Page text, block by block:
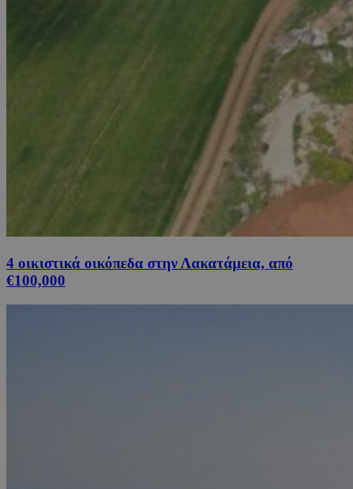
4 οικιστικά οικόπεδα στην Λακατάμεια, από
€100,000